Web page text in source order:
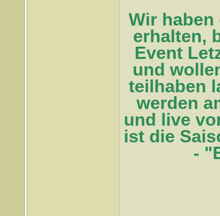
Wir
erhalten,
Event
und
teilhaben
werden
und live
ist die
-